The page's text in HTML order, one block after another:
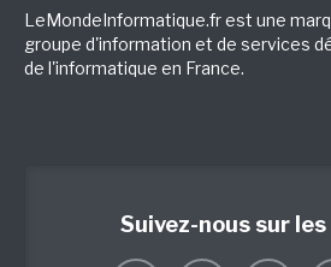
LeMondeInformatique.fr est une
groupe d'information et de services
de l'informatique en France.
Suivez-nous sur